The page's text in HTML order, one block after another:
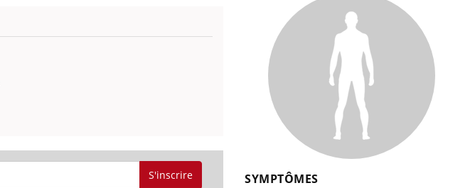
S'inscrire SYMPTÔMES